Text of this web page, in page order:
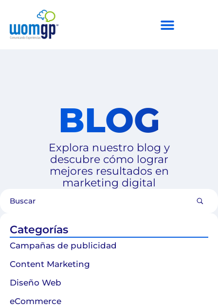
BLOG
Explora nuestro blog y
descubre cómo lograr
mejores resultados en
marketing digital
Categorías
Campañas de publicidad
Content Marketing
Diseño Web
eCommerce